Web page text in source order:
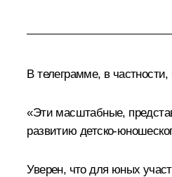
В телеграмме, в частности,
«Эти масштабные,
развитию детско-
Уверен, что для юных